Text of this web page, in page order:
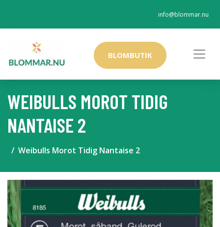
info@blommar.nu
BLOMBUTIK
WEIBULLS MOROT TIDIG
NANTAISE 2
Weibulls Morot Tidig Nantaise 2